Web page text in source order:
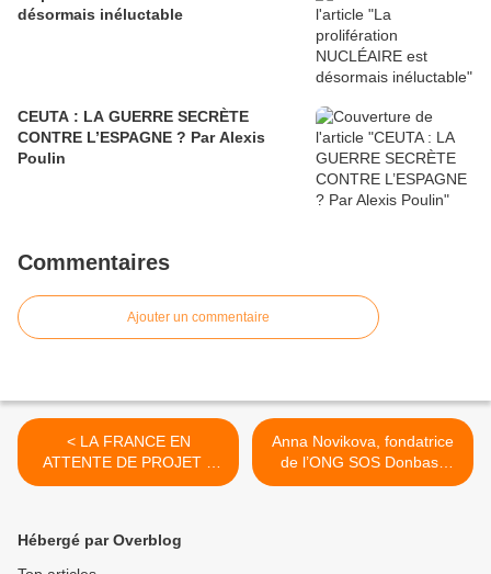
désormais inéluctable
CEUTA : LA GUERRE SECRÈTE
CONTRE L’ESPAGNE ? Par Alexis
Poulin
Commentaires
Ajouter un commentaire
< LA FRANCE EN
ATTENTE DE PROJET –
Par Bertrand Renouvin
Anna Novikova, fondatrice
de l’ONG SOS Donbass
emprisonnée à Fleury-
Hébergé par Overblog